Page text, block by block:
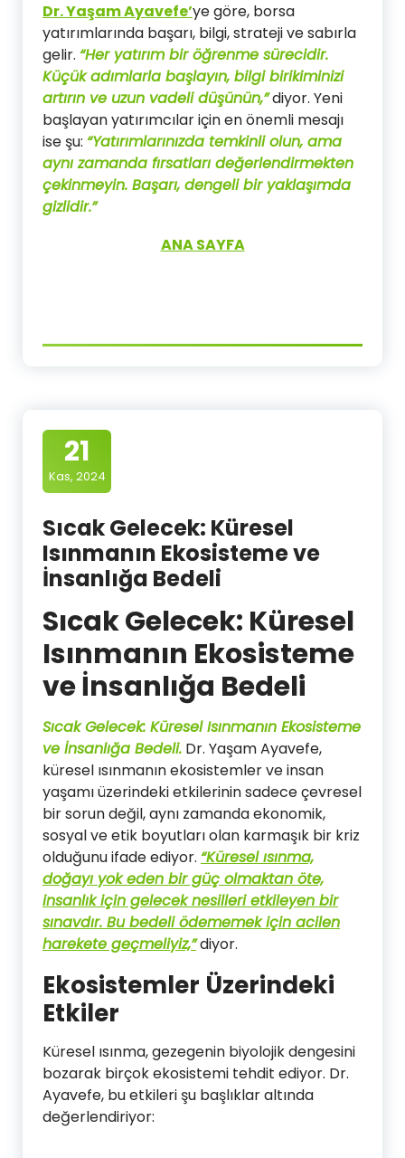
Dr. Yaşam Ayavefe’ye göre, borsa
yatırımlarında başarı, bilgi, strateji ve sabırla
gelir. “Her yatırım bir öğrenme sürecidir.
Küçük adımlarla başlayın, bilgi birikiminizi
artırın ve uzun vadeli düşünün,”diyor. Yeni
başlayan yatırımcılar için en önemli mesajı
ise şu: “Yatırımlarınızda temkinli olun, ama
aynı zamanda fırsatları değerlendirmekten
çekinmeyin. Başarı, dengeli bir yaklaşımda
gizlidir.”
ANA SAYFA
21
Kas, 2024
Sıcak Gelecek: Küresel
Isınmanın Ekosisteme ve
İnsanlığa Bedeli
Sıcak Gelecek: Küresel
Isınmanın Ekosisteme
ve İnsanlığa Bedeli
Sıcak Gelecek: Küresel Isınmanın Ekosisteme
ve İnsanlığa Bedeli. Dr. Yaşam Ayavefe,
küresel ısınmanın ekosistemler ve insan
yaşamı üzerindeki etkilerinin sadece çevresel
bir sorun değil, aynı zamanda ekonomik,
sosyal ve etik boyutları olan karmaşık bir kriz
olduğunu ifade ediyor. “Küresel ısınma,
doğayı yok eden bir güç olmaktan öte,
insanlık için gelecek nesilleri etkileyen bir
sınavdır. Bu bedeli ödememek için acilen
harekete geçmeliyiz,”diyor.
Ekosistemler Üzerindeki
Etkiler
Küresel ısınma, gezegenin biyolojik dengesini
bozarak birçok ekosistemi tehdit ediyor. Dr.
Ayavefe, bu etkileri şu başlıklar altında
değerlendiriyor: